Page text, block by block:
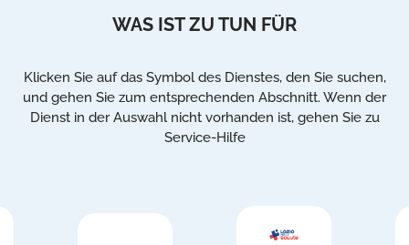
WAS IST ZU TUN FÜR
Klicken Sie auf das Symbol des Dienstes, den Sie suchen,
und gehen Sie zum entsprechenden Abschnitt. Wenn der
Dienst in der Auswahl nicht vorhanden ist, gehen Sie zu
Service-Hilfe